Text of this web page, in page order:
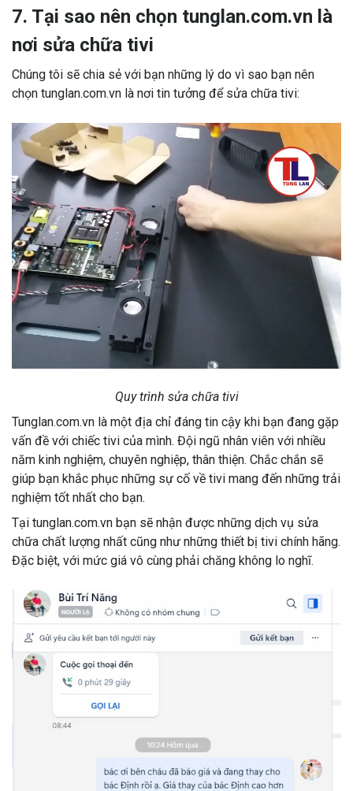
7. Tại sao nên chọn tunglan.com.vn là
nơi sửa chữa tivi
Chúng tôi sẽ chia sẻ với bạn những lý do vì sao bạn nên
chọn tunglan.com.vn là nơi tin tưởng để sửa chữa tivi:
Quy trình sửa chữa tivi
Tunglan.com.vn là một địa chỉ đáng tin cậy khi bạn đang gặp
vấn đề với chiếc tivi của mình. Đội ngũ nhân viên với nhiều
năm kinh nghiệm, chuyên nghiệp, thân thiện. Chắc chắn sẽ
giúp bạn khắc phục những sự cố về tivi mang đến những trải
nghiệm tốt nhất cho bạn.
Tại tunglan.com.vn bạn sẽ nhận được những dịch vụ sửa
chữa chất lượng nhất cũng như những thiết bị tivi chính hãng.
Đặc biệt, với mức giá vô cùng phải chăng không lo nghĩ.